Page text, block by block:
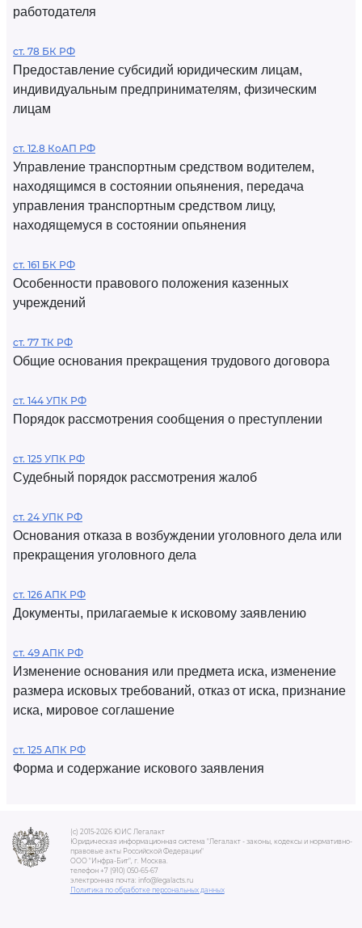
работодателя
ст. 78 БК РФ
Предоставление субсидий юридическим лицам,
индивидуальным предпринимателям, физическим
лицам
ст. 12.8 КоАП РФ
Управление транспортным средством водителем,
находящимся в состоянии опьянения, передача
управления транспортным средством лицу,
находящемуся в состоянии опьянения
ст. 161 БК РФ
Особенности правового положения казенных
учреждений
ст. 77 ТК РФ
Общие основания прекращения трудового договора
ст. 144 УПК РФ
Порядок рассмотрения сообщения о преступлении
ст. 125 УПК РФ
Судебный порядок рассмотрения жалоб
ст. 24 УПК РФ
Основания отказа в возбуждении уголовного дела или
прекращения уголовного дела
ст. 126 АПК РФ
Документы, прилагаемые к исковому заявлению
ст. 49 АПК РФ
Изменение основания или предмета иска, изменение
размера исковых требований, отказ от иска, признание
иска, мировое соглашение
ст. 125 АПК РФ
Форма и содержание искового заявления
(c) 2015-2026 ЮИС Легалакт
Юридическая информационная система "Легалакт - законы, кодексы и нормативно-
правовые акты Российской Федерации"
ООО "Инфра-Бит", г. Москва.
телефон +7 (910) 050-65-67
электронная почта: info@legalacts.ru
Политика по обработке персональных данных